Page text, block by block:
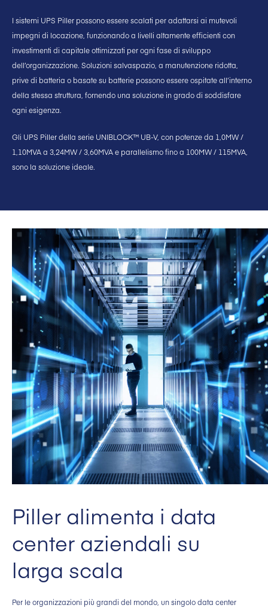
I sistemi UPS Piller possono essere scalati per adattarsi ai mutevoli
impegni di locazione, funzionando a livelli altamente efficienti con
investimenti di capitale ottimizzati per ogni fase di sviluppo
dell’organizzazione. Soluzioni salvaspazio, a manutenzione ridotta,
prive di batteria o basate su batterie possono essere ospitate all’interno
della stessa struttura, fornendo una soluzione in grado di soddisfare
ogni esigenza.
Gli UPS Piller della serie UNIBLOCK™ UB-V, con potenze da 1,0MW /
1,10MVA a 3,24MW / 3,60MVA e parallelismo fino a 100MW / 115MVA,
sono la soluzione ideale.
Piller alimenta i data
center aziendali su
larga scala
Per le organizzazioni più grandi del mondo, un singolo data center